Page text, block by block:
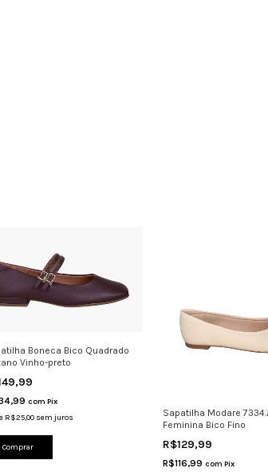
Boneca Bico Quadrado
Vinho-preto
com Pix
R$25,00 sem juros
Comprar
Sapatilha Modare
Feminina Bico Fino
R$129,99
R$116,99 com Pix